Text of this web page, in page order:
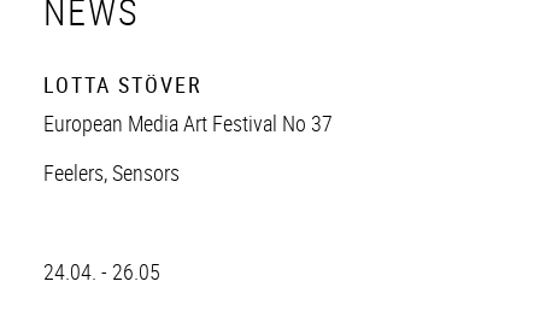
NEWS
LOTTA STÖVER
European Media Art Festival No 37
Feelers, Sensors
24.04. - 26.05